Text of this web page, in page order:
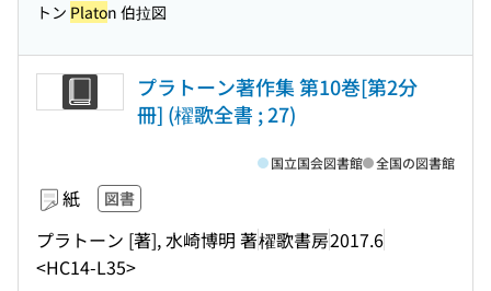
トン Platon 伯拉図
プラトーン著作集 第10巻[第2分
冊] (櫂歌全書 ; 27)
紙 図書
プラトーン [著], 水崎博明 著櫂歌書房2017.6
<HC14-L35>
国立国会図書館 全国の図書館